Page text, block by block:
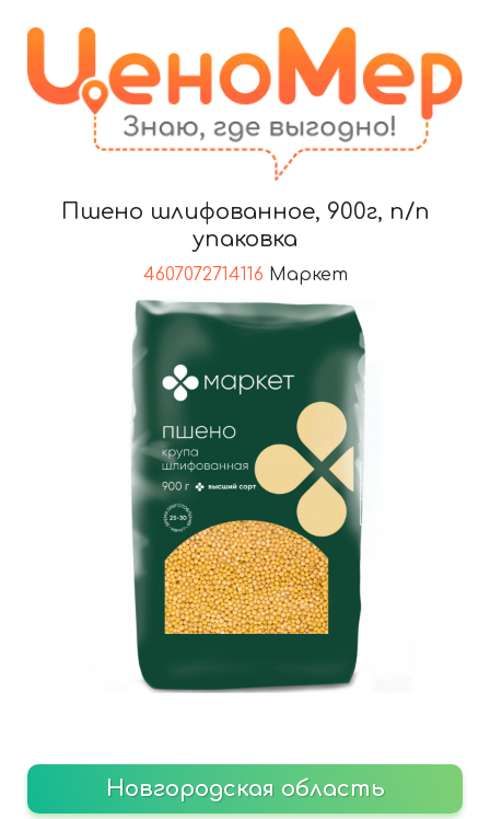
Пшено шлифованное, 900г, п/п
упаковка
4607072714116 Маркет
Новгородская область